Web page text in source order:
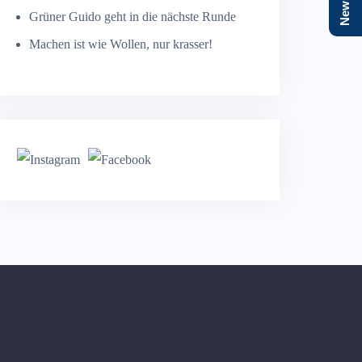
Grüner Guido geht in die nächste Runde
Machen ist wie Wollen, nur krasser!